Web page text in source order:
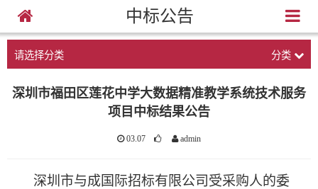
中标公告
请选择分类 分类
深圳市福田区莲花中学大数据精准教学系统技术服务
项目中标结果公告
03.07 admin
深圳市与成国际招标有限公司受采购人的委